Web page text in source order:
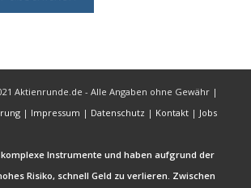
Aktienrunde.de - Alle Angaben ohne Gewähr |
| Impressum | Datenschutz | Kontakt| Jobs
komplexe Instrumente und haben aufgrund der
Risiko, schnell Geld zu verlieren. Zwischen